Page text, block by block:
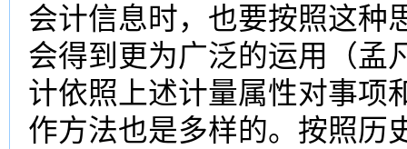
会计信息时，也要按照这种
会得到更为广泛的运用（孟
计依照上述计量属性对事项
作方法也是多样的。按照历